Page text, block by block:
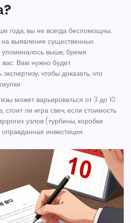
года, вы не всегда беспомощны.
выявление существенных
упоминалось выше, бремя
Вам нужно будет
чтобы доказать, что
может варьироваться от 3 до 10
стоит ли игра свеч, если стоимость
узлов (турбины, коробки
инвестиция.